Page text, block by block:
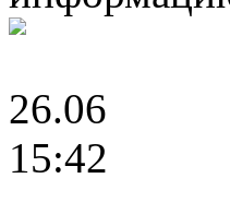
26.06
15:42